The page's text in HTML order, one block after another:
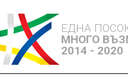
ЕДНА
МНОГО
2014 - 2020